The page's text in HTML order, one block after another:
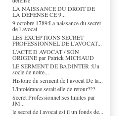
LA NAISSANCE DU DROIT DE
LA DEFENSE CE 9...
9 octobre 1789:La naissance du secret
de l avocat
LES EXCEPTIONS SECRET
PROFESSIONNEL DE L’AVOCAT...
L'ACTE D AVOCAT / SON
ORIGINE par Patrick MICHAUD
LE SERMENT DE BADINTER :Un
socle de notre...
Histoire du serment de l avocat De la...
L'intolérance serait elle de retour???
Secret Professionnel:ses limites par
JM...
le secret de l avocat est il un fonds de...